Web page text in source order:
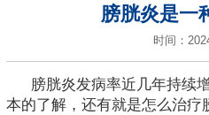
膀胱炎是一
时间：
膀胱炎发病率近几年持续
本的了解，还有就是怎么治疗